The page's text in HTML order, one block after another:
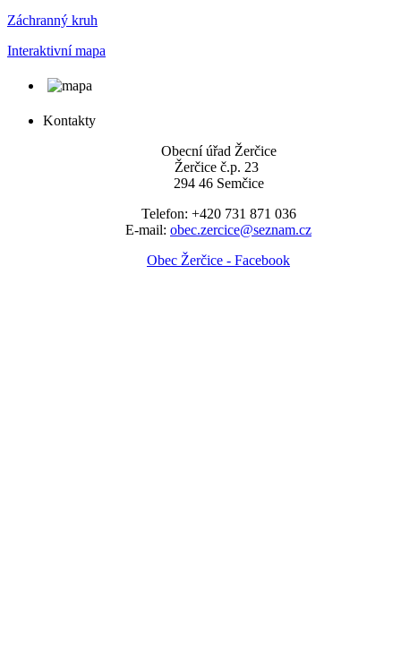
Záchranný kruh
Interaktivní mapa
Kontakty
Obecní úřad Žerčice
Žerčice č.p. 23
294 46 Semčice
Telefon: +420 731 871 036
E-mail: obec.zercice@seznam.cz
Obec Žerčice - Facebook